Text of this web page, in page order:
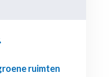
ruimten